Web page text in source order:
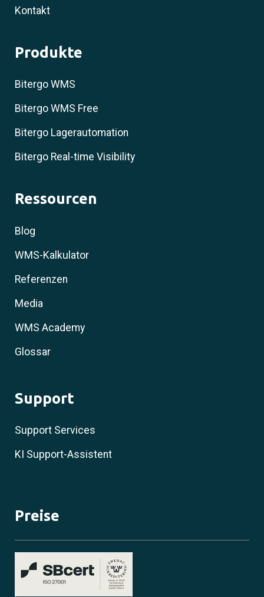
Kontakt
Produkte
Bitergo WMS
Bitergo WMS Free
Bitergo Lagerautomation
Bitergo Real-time Visibility
Ressourcen
Blog
WMS-Kalkulator
Referenzen
Media
WMS Academy
Glossar
Support
Support Services
KI Support-Assistent
Preise